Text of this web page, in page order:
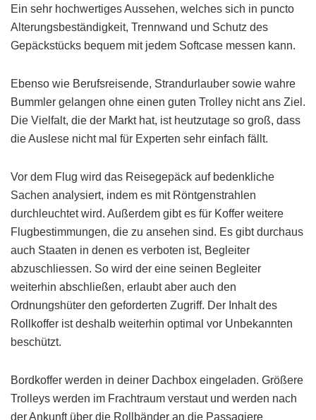
Ein sehr hochwertiges Aussehen, welches sich in puncto
Alterungsbeständigkeit, Trennwand und Schutz des
Gepäckstücks bequem mit jedem Softcase messen kann.
Ebenso wie Berufsreisende, Strandurlauber sowie wahre
Bummler gelangen ohne einen guten Trolley nicht ans Ziel.
Die Vielfalt, die der Markt hat, ist heutzutage so groß, dass
die Auslese nicht mal für Experten sehr einfach fällt.
Vor dem Flug wird das Reisegepäck auf bedenkliche
Sachen analysiert, indem es mit Röntgenstrahlen
durchleuchtet wird. Außerdem gibt es für Koffer weitere
Flugbestimmungen, die zu ansehen sind. Es gibt durchaus
auch Staaten in denen es verboten ist, Begleiter
abzuschliessen. So wird der eine seinen Begleiter
weiterhin abschließen, erlaubt aber auch den
Ordnungshüter den geforderten Zugriff. Der Inhalt des
Rollkoffer ist deshalb weiterhin optimal vor Unbekannten
beschützt.
Bordkoffer werden in deiner Dachbox eingeladen. Größere
Trolleys werden im Frachtraum verstaut und werden nach
der Ankunft über die Rollbänder an die Passagiere